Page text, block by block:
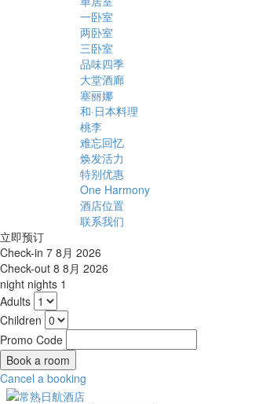
一卧室
两卧室
三卧室
品味四季
大堂酒廊
塞丽娜
和·日本料理
桃李
难忘回忆
焕发活力
特别优惠
One Harmony
酒店位置
联系我们
立即预订
Check-in 7 8月 2026
Check-out 8 8月 2026
night nights 1
Adults
Children
Promo Code
Cancel a booking